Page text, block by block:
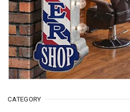
CATEGORY